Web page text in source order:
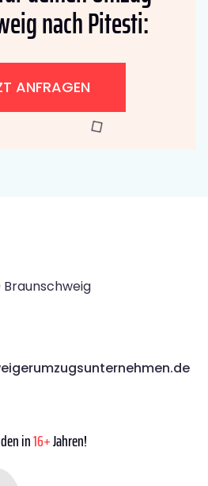
nach Pitesti:
ANFRAGEN
Braunschweig
in16+Jahren!